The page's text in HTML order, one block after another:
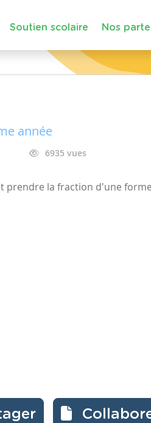
Soutien scolaire Nos
année
6935 vues
prendre la fraction d'une